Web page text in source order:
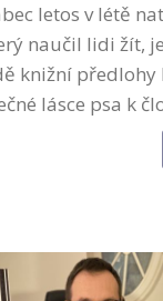
letos v létě
naučil lidi žít,
knižní předlohy
lásce psa k
kinech